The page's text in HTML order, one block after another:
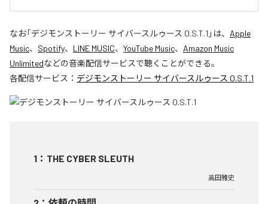
なお「デジモンストーリー サイバースルゥース O.S.T.1 」は、 Apple
Music、 Spotify、 LINE MUSIC、 YouTube Music、 Amazon Music
Unlimitedなどの音楽配信サービスで聴くことができる。
各配信サービス： デジモンストーリー サイバースルゥース O.S.T.1
1 ： THE CYBER SLEUTH
高田雅史